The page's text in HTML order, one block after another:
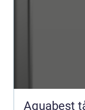
Aquabest tåliga vägguttag och